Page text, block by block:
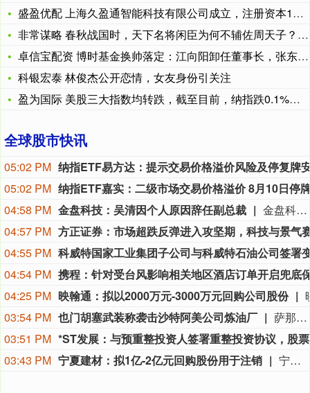
盛盈优配 上海久盈通智能科技有限公司成立，注册资本1000万
非常谋略 春秋战国时，天下名将闲臣为何不辅佐周天子？答案非常
卓信宝配资 博时基金换帅落定：江向阳卸任董事长，张东待接棒
科银宏泰 林俊杰公开恋情，女友身份引关注
盈为国际 美股三大指数均转跌，截至目前，纳指跌0.1%，道指
全球股市快讯
05:02 PM
05:02 PM
04:58 PM 金盘科技：吴清因个人原因辞任副总裁
金盘科技8月9日公告，公司董事会于2026年8月7日收到副总裁吴清的辞职报告，吴清因个人原因申请辞去公司副总裁职务，辞职报告自送达公司董事会之日起生效，吴清仍在公司担任其他职务。
04:57 PM
04:55 PM
04:54 PM
04:25 PM 映翰通：拟以2000万元-3000万元回购公司股份
03:54 PM 也门胡塞武装称袭击沙特阿美公司炼油厂
萨那消息：也门胡塞武装9日称，该组织使用无人机对位于沙特阿拉伯吉赞的沙特阿美公司炼油厂发动了“精准打击”。 胡塞武装发言人叶海亚·萨雷亚在声明中说，此次打击是为了回应不久前沙特无人机侵犯也门领空的行为。 沙特阿拉伯能源部9日早些时候在社交媒体上说，位于吉赞的沙特阿美公司炼油厂的一处设施当天凌晨发生火灾。该公司工业安全消防队已将火灾扑灭，事故未造成人员伤亡。(新华社)
03:51 PM
03:43 PM 宁夏建材：拟1亿-2亿元回购股份用于注销 宁夏建材公告称，公司拟以集中竞价交易方式回购股份，资金总额不低于1亿元且不超过2亿元，回购价格不超过19.47元/股，回购期限为自股东会审议通过回购方案之日起3个月内。回购股份将用于注销，预计回购数量为513.61万-1027.22万股，占总股本的1.07%-2.15%。本次回购尚需股东会审议，存在未通过、无法实施等风险。